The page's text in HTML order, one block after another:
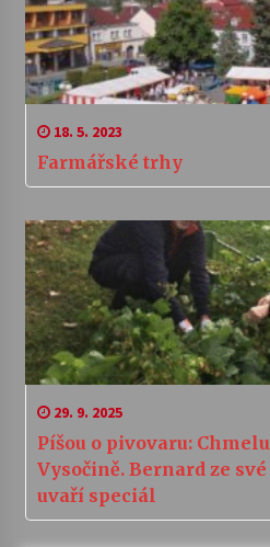
18. 5. 2023
Farmářské trhy
29. 9. 2025
Píšou o pivovaru:
Vysočině. Bernard ze
uvaří speciál